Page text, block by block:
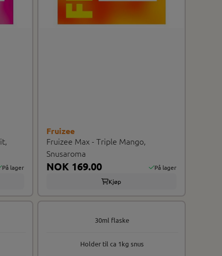
På lager
Fruizee
Fruizee Max - Triple Mango,
Snusaroma
NOK 169.00
På lager
Kjøp
30ml flaske
Holder til ca 1kg snus